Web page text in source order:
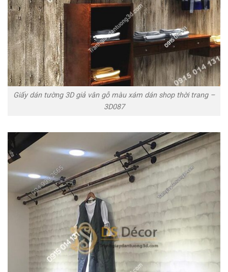
Giấy dán tường 3D giả vân gỗ màu xám dán shop thời trang –
3D087